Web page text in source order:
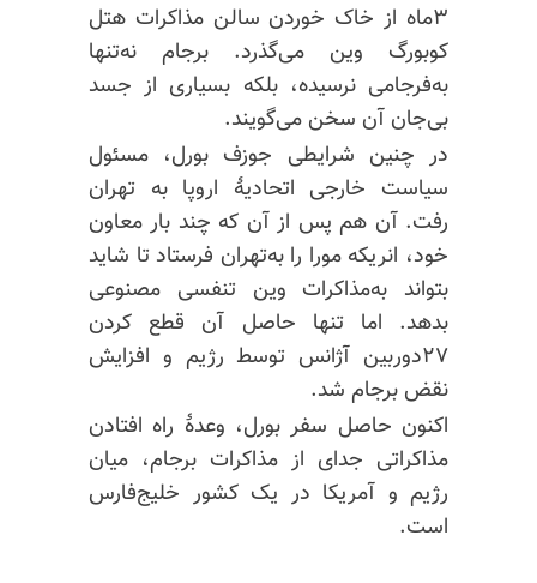
۳ماه از خاک خوردن سالن مذاکرات هتل
کوبورگ وین می‌گذرد. برجام نه‌تنها
به‌فرجامی نرسیده، بلکه بسیاری از جسد
بی‌جان آن سخن می‌گویند.
در چنین شرایطی جوزف بورل، مسئول
سیاست خارجی اتحادیهٔ اروپا به تهران
رفت. آن هم پس از آن که چند بار معاون
خود، انریکهمورا را به‌تهران فرستاد تا شاید
بتواند به‌مذاکرات وین تنفسی مصنوعی
بدهد. اما تنها حاصل آن قطع کردن
۲۷دوربین آژانس توسط رژیم و افزایش
نقض برجام شد.
اکنون حاصل سفر بورل، وعدهٔ راه افتادن
مذاکراتی جدای از مذاکرات برجام، میان
رژیم و آمریکا در یک کشور خلیج‌فارس
است.